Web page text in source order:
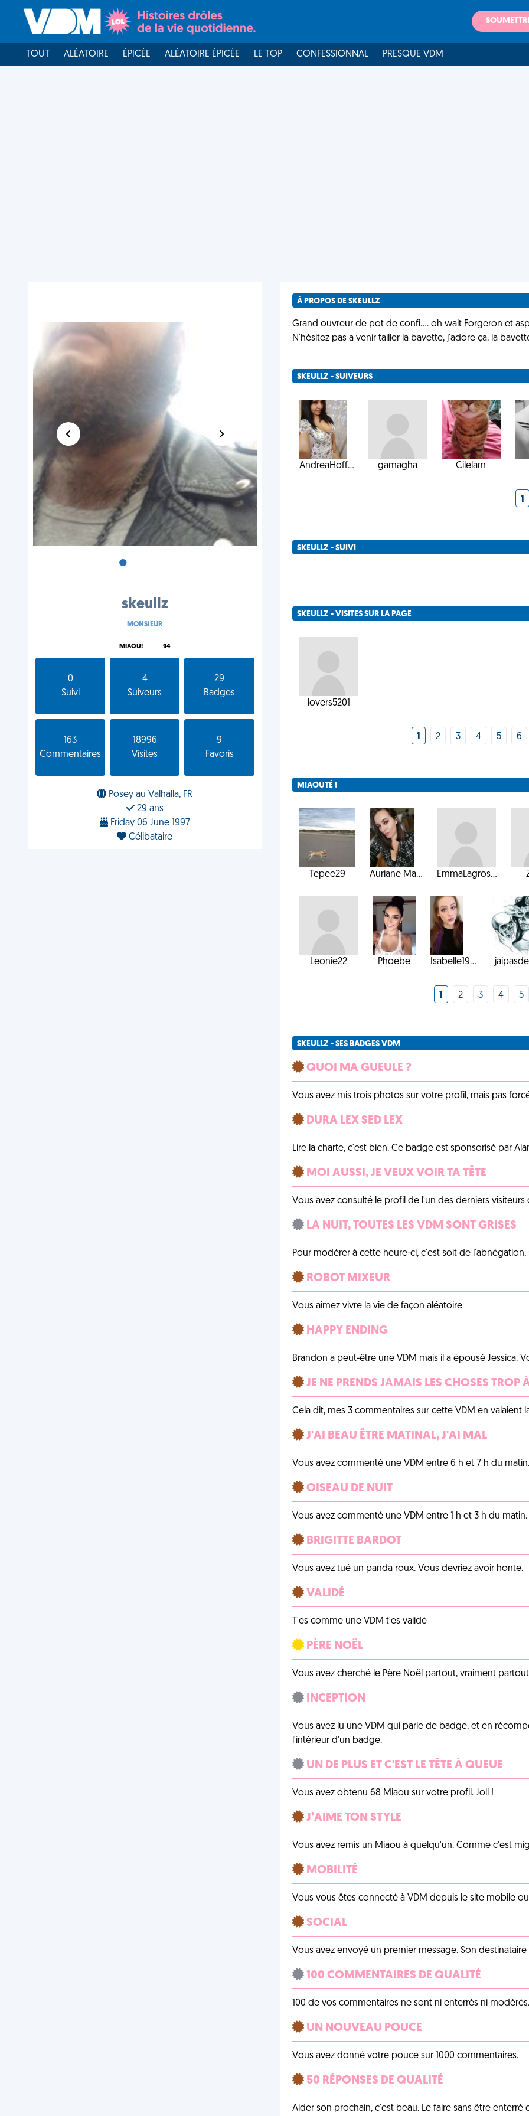
TOUT ALÉATOIRE ÉPICÉE ALÉATOIRE ÉPICÉE LE TOP CONFESSIONNAL PRESQUE VDM
•
skeullz
MONSIEUR
MIAOU! 94
0
Suivi
4
Suiveurs
29
Badges
163
Commentaires
18996
Visites
9
Favoris
Posey au Valhalla, FR
29 ans
Friday 06 June 1997
Célibataire
À PROPOS DE SKEULLZ
Grand ouvreur de pot de confi.... oh wait Forgeron et
N'hésitez pas a venir tailler la bavette, j'adore ça, la
SKEULLZ - SUIVEURS
AndreaHoff... gamagha Cilelam
1
SKEULLZ - SUIVI
SKEULLZ - VISITES SUR LA PAGE
lovers5201
1 2 3 4 5 6
MIAOUTÉ !
Tepee29 Auriane Ma... EmmaLagros...
Leonie22 Phoebe Isabelle19...
1 2 3 4 5
SKEULLZ - SES BADGES VDM
QUOI MA GUEULE ?
Vous avez mis trois photos sur votre profil, mais pas
DURA LEX SED LEX
Lire la charte, c'est bien. Ce badge est sponsorisé par
MOI AUSSI, JE VEUX VOIR TA TÊTE
Vous avez consulté le profil de l'un des derniers
LA NUIT, TOUTES LES VDM SONT GRISES
Pour modérer à cette heure-ci, c'est soit de
ROBOT MIXEUR
Vous aimez vivre la vie de façon aléatoire
HAPPY ENDING
Brandon a peut-être une VDM mais il a épousé Jessica.
JE NE PRENDS JAMAIS LES CHOSES TROP
Cela dit, mes 3 commentaires sur cette VDM en valaient
J'AI BEAU ÊTRE MATINAL, J'AI MAL
Vous avez commenté une VDM entre 6 h et 7 h du matin.
OISEAU DE NUIT
Vous avez commenté une VDM entre 1 h et 3 h du matin.
BRIGITTE BARDOT
Vous avez tué un panda roux. Vous devriez avoir honte.
VALIDÉ
T'es comme une VDM t'es validé
PÈRE NOËL
Vous avez cherché le Père Noël partout, vraiment
INCEPTION
Vous avez lu une VDM qui parle de badge, et en
l'intérieur d'un badge.
UN DE PLUS ET C'EST LE TÊTE À QUEUE
Vous avez obtenu 68 Miaou sur votre profil. Joli !
J’AIME TON STYLE
Vous avez remis un Miaou à quelqu'un. Comme c'est
MOBILITÉ
Vous vous êtes connecté à VDM depuis le site mobile
SOCIAL
Vous avez envoyé un premier message. Son
100 COMMENTAIRES DE QUALITÉ
100 de vos commentaires ne sont ni enterrés ni
UN NOUVEAU POUCE
Vous avez donné votre pouce sur 1000 commentaires.
50 RÉPONSES DE QUALITÉ
Aider son prochain, c'est beau. Le faire sans être